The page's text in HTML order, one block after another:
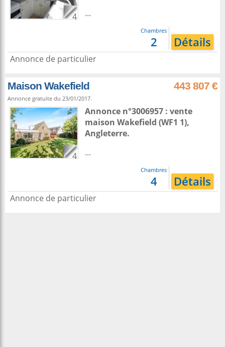
4
...
Chambres
2 Détails
Annonce de particulier
Maison Wakefield 443 807 €
Annonce gratuite du 23/01/2017.
4
Annonce n°3006957 : vente
maison Wakefield (WF1 1),
Angleterre.
...
Chambres
4 Détails
Annonce de particulier